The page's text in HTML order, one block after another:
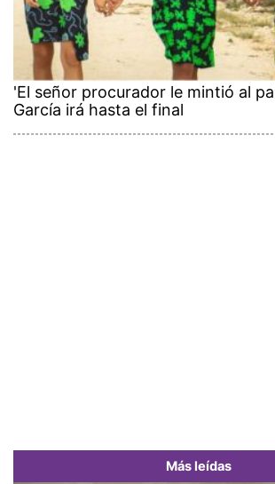
'El señor procurador le mintió al
García irá hasta el final
Más leídas